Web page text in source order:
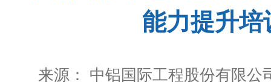
能力提升培
来源： 中铝国际工程股份有限公